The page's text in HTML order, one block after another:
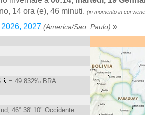
14 ora (e), 46 minuti. (in momento in cui
2027 (America/Sao_Paulo) »
= 49.832‰ BRA
46° 38' 10" Occidente